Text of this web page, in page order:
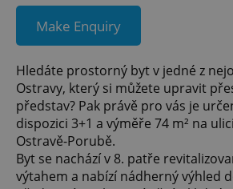
Make Enquiry
Hledáte prostorný byt v jedné z
Ostravy, který si můžete upravit
představ? Pak právě pro vás je
dispozici 3+1 a výměře 74 m² na
Ostravě-Porubě.
Byt se nachází v 8. patře
výtahem a nabízí nádherný výhled